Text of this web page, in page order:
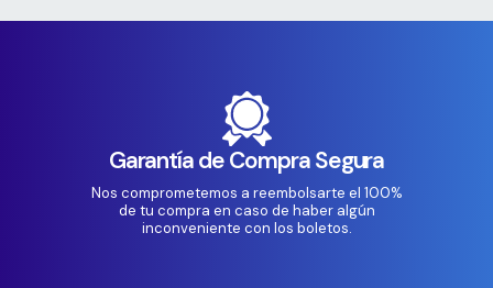
Garantía de Compra Segura
Nos comprometemos a reembolsarte el 100%
de tu compra en caso de haber algún
inconveniente con los boletos.